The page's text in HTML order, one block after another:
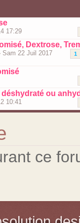
17:29
Dextrose,
1
Sam 22 Juil 2017
ou
10:41
ce